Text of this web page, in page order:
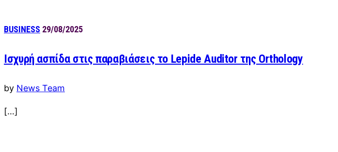
BUSINESS 29/08/2025
Ισχυρή ασπίδα στις παραβιάσεις το Lepide Auditor της Orthology
by News Team
[…]